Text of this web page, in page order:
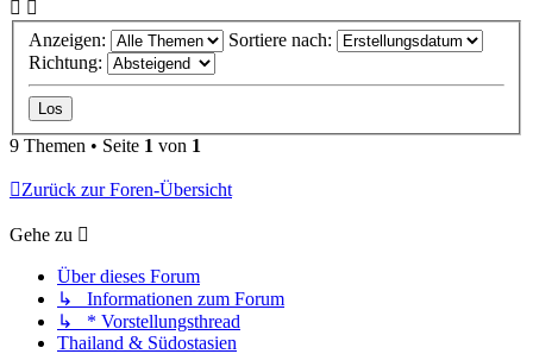
Anzeigen:
Sortiere nach:
Richtung:
9 Themen • Seite 1 von 1
Zurück zur Foren-Übersicht
Gehe zu
Über dieses Forum
↳ Informationen zum Forum
↳ * Vorstellungsthread
Thailand & Südostasien